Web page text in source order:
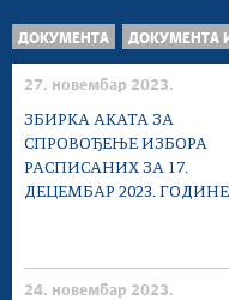
ДОКУМЕНТА ДОКУМЕНТА
27. новембар 2023.
ЗБИРКА АКАТА ЗА
СПРОВОЂЕЊЕ ИЗБОРА
РАСПИСАНИХ ЗА 17.
ДЕЦЕМБАР 2023. ГОДИНЕ
24. новембар 2023.